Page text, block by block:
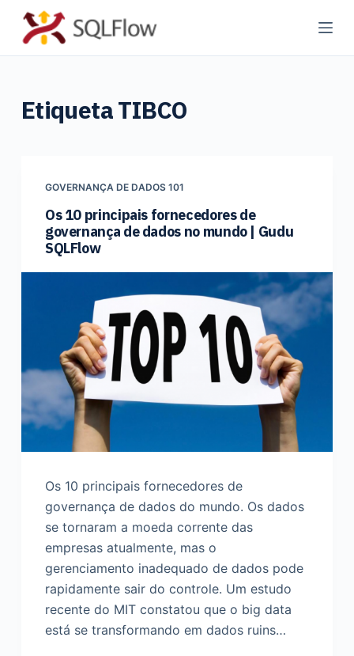
P
u
n
o
EtiquetaTIBCO
GOVERNANÇA DE DADOS 101
Os 10 principais fornecedores de
governança de dados no mundo | Gudu
SQLFlow
Os 10 principais fornecedores de
governança de dados do mundo. Os dados
se tornaram a moeda corrente das
empresas atualmente, mas o
gerenciamento inadequado de dados pode
rapidamente sair do controle. Um estudo
recente do MIT constatou que o big data
está se transformando em dados ruins…